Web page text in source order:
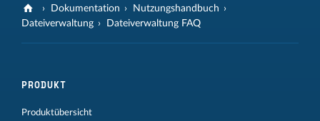
Dokumentation
Nutzungshandbuch
Dateiverwaltung
Dateiverwaltung FAQ
PRODUKT
Produktübersicht